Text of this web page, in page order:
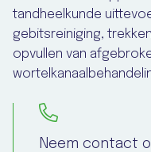
tandheelkunde
gebitsreiniging,
opvullen van
Neem contact